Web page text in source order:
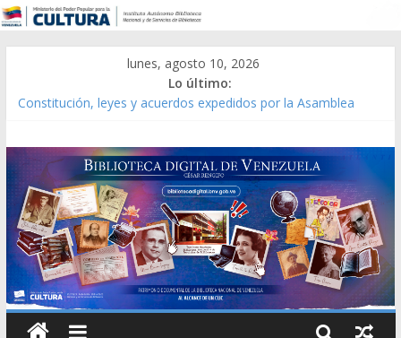
lunes, agosto 10, 2026
Lo último:
Constitución, leyes y acuerdos expedidos por la Asamblea
Modesta Bor Sánchez [material gráfico]
Gaceta Oficial de la República de Venezuela año CXXXIII Mes V,
Caracas 09 de marzo de 2006 N° 38.394
Catálogo temático de obras de Modesta Bor